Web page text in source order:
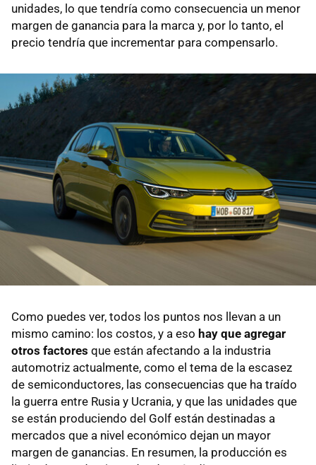
unidades, lo que tendría como consecuencia un menor
margen de ganancia para la marca y, por lo tanto, el
precio tendría que incrementar para compensarlo.
Como puedes ver, todos los puntos nos llevan a un
mismo camino: los costos, y a eso hay que agregar
otros factores que están afectando a la industria
automotriz actualmente, como el tema de la escasez
de semiconductores, las consecuencias que ha traído
la guerra entre Rusia y Ucrania, y que las unidades que
se están produciendo del Golf están destinadas a
mercados que a nivel económico dejan un mayor
margen de ganancias. En resumen, la producción es